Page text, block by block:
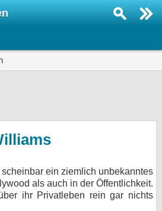
ein ziemlich unbekanntes
als auch in der Öffentlichkeit.
ihr Privatleben rein gar nichts
KULTUR
Specials